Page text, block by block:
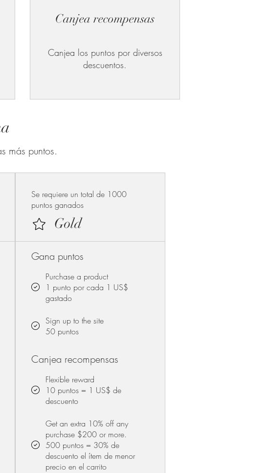
Canjea recompensas
Canjea los puntos por diversos
descuentos.
más puntos.
Gold
Se requiere un total de 1000
puntos ganados
Gana puntos
Purchase a product
1 punto por cada 1 US$
gastado
Sign up to the site
50 puntos
Canjea recompensas
Flexible reward
10 puntos = 1 US$ de
descuento
Get an extra 10% off any
purchase $200 or more.
500 puntos = 30% de
descuento el ítem de menor
precio en el carrito